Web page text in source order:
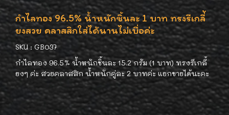
กำไลทอง 96.5% น้ำหนักชิ้นละ 1 บาท ทรงรีเกลี่้
ยงสวย คลาสสิกใส่ได้นานไม่เบื่อค่ะ
SKU : GB037
กำไลทอง 96.5% น้ำหนักชิ้นละ 15.2 กรัม (1 บาท) ทรงรีเกลี้
ยงๆ ค่ะ สวยคลาสสิก น้ำหนักคู่ละ 2 บาทค่ะ แยกขายได้นะคะ